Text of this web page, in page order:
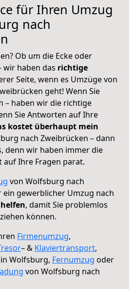
für Ihren Umzug
nach
Ob um die Ecke oder
wir haben das richtige
Seite, wenn es Umzüge von
geht! Wenn Sie
– haben wir die richtige
Sie Antworten auf Ihre
kostet überhaupt mein
nach Zweibrücken – dann
denn wir haben immer die
auf Ihre Fragen parat.
von Wolfsburg nach
gewerblicher Umzug nach
, damit Sie problemlos
können.
Firmenumzug,
– & Klaviertransport,
in Wolfsburg, Fernumzug oder
von Wolfsburg nach